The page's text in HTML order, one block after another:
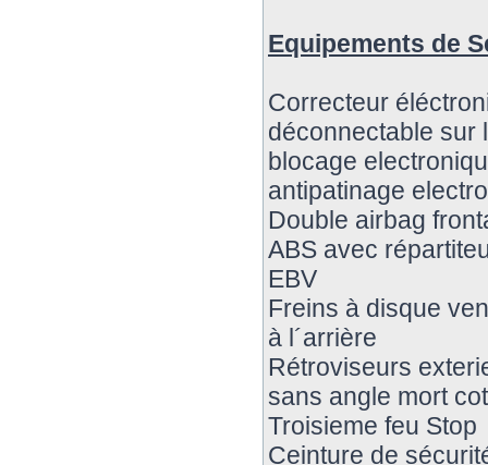
Equipements de
Correcteur
déconnectable sur
blocage
antipatinage
Double airbag
ABS avec
EBV
Freins à disque
à l´arrière
Rétroviseurs
sans angle mort
Troisieme feu Stop
Ceinture de